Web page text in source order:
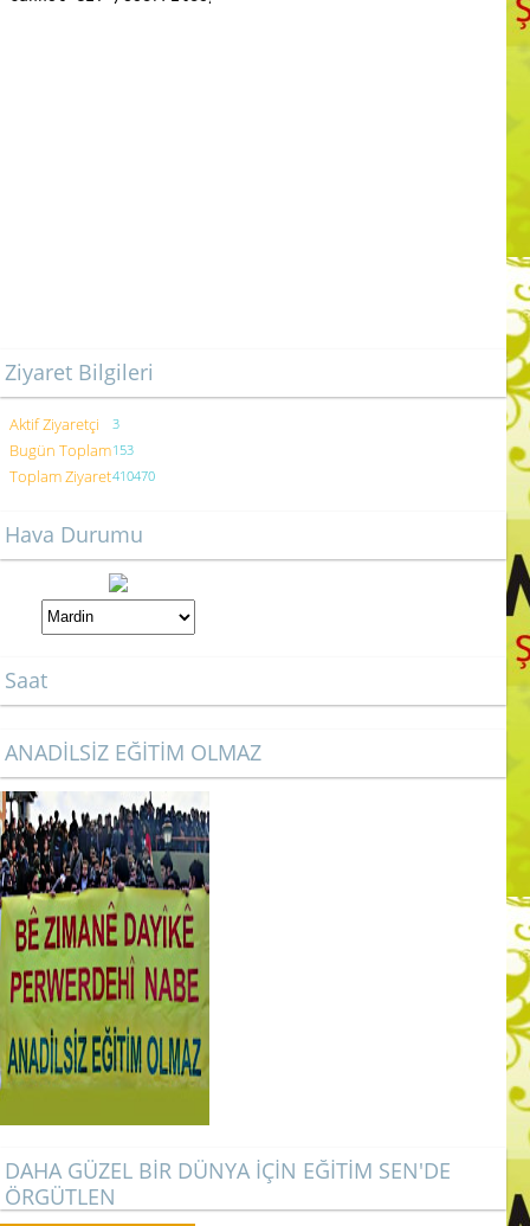
Ziyaret Bilgileri
Aktif Ziyaretçi 3
Bugün Toplam153
Toplam Ziyaret410470
Hava Durumu
Saat
ANADİLSİZ EĞİTİM OLMAZ
DAHA GÜZEL BİR DÜNYA İÇİN EĞİTİM SEN'DE
ÖRGÜTLEN